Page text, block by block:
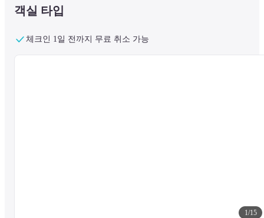
야기 미술관 컬렉션에는 메이지 시대 유화와 칸딘스키의 추상화가 포
함되어 있습니다. 풍경이 아름다워 편안한 시간을 보내기에 좋습니
기찬 아케이드 상점가에는 백화점, 레스토랑, 카페가 즐비합니다. 호
객실 타입
체크인 1일 전까지 무료 취소 가능
1/15